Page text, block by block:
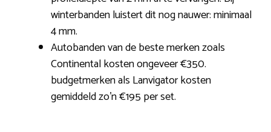
winterbanden luistert dit nog nauwer: minimaal
4 mm.
Autobanden van de beste merken zoals
Continental kosten ongeveer €350.
budgetmerken als Lanvigator kosten
gemiddeld zo’n €195 per set.